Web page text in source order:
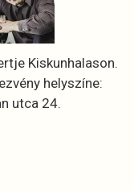
Kiskunhalason.
helyszíne:
utca 24.